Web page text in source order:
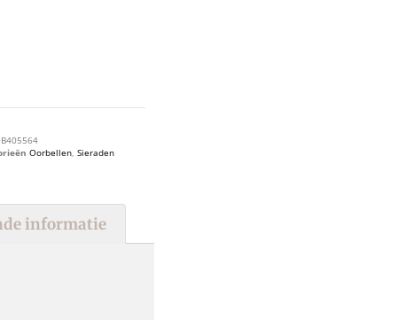
Oorbellen, Sieraden
informatie